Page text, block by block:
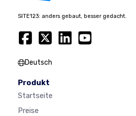
SITE123: anders gebaut, besser gedacht.
Deutsch
Produkt
Startseite
Preise